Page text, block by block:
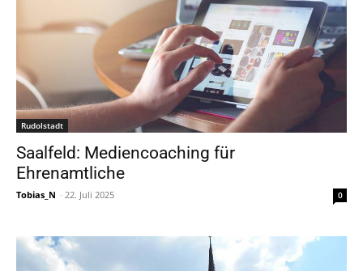
Rudolstadt
Saalfeld: Mediencoaching für
Ehrenamtliche
Tobias_N - 22. Juli 2025 0